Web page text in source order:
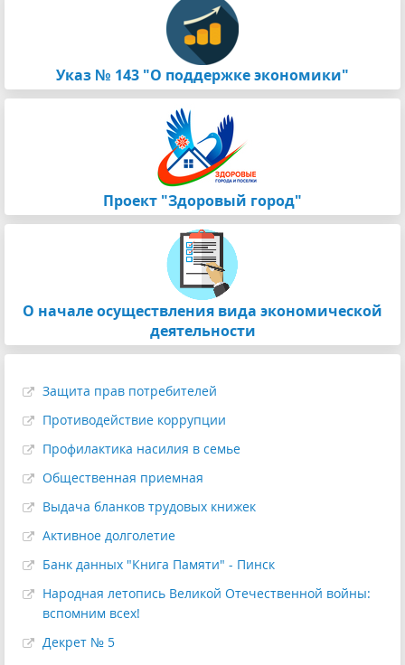
Указ № 143 "О поддержке экономики"
Проект "Здоровый город"
О начале осуществления вида экономической
деятельности
Защита прав потребителей
Противодействие коррупции
Профилактика насилия в семье
Общественная приемная
Выдача бланков трудовых книжек
Активное долголетие
Банк данных "Книга Памяти" - Пинск
Народная летопись Великой Отечественной войны:
вспомним всех!
Декрет № 5